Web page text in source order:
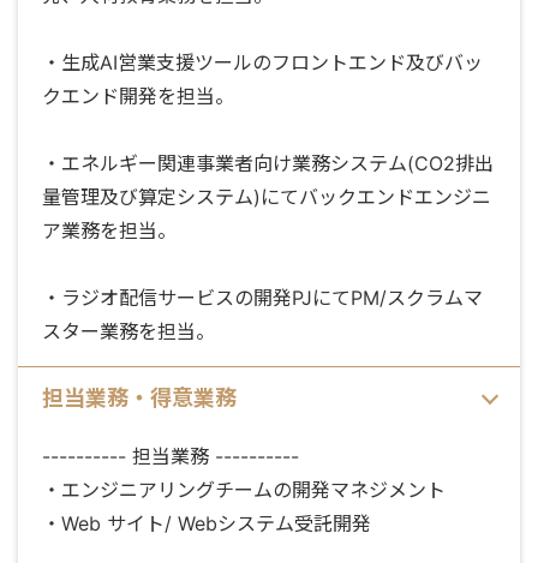
・生成AI営業支援ツールのフロントエンド及びバッ
クエンド開発を担当。
・エネルギー関連事業者向け業務システム(CO2排出
量管理及び算定システム)にてバックエンドエンジニ
ア業務を担当。
・ラジオ配信サービスの開発PJにてPM/スクラムマ
スター業務を担当。
担当業務・得意業務
---------- 担当業務 ----------
・エンジニアリングチームの開発マネジメント
・Web サイト/ Webシステム受託開発